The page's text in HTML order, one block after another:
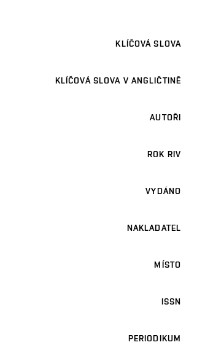
KLÍČOVÁ SLOVA
KLÍČOVÁ SLOVA V ANGLIČTINĚ
AUTOŘI
ROK RIV
VYDÁNO
NAKLADATEL
MÍSTO
ISSN
PERIODIKUM